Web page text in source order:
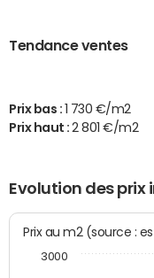
Tendance ventes
Prix bas :
1 730 €/m2
Prix haut :2 801 €/m2
Evolution des
Prix au m2
3000